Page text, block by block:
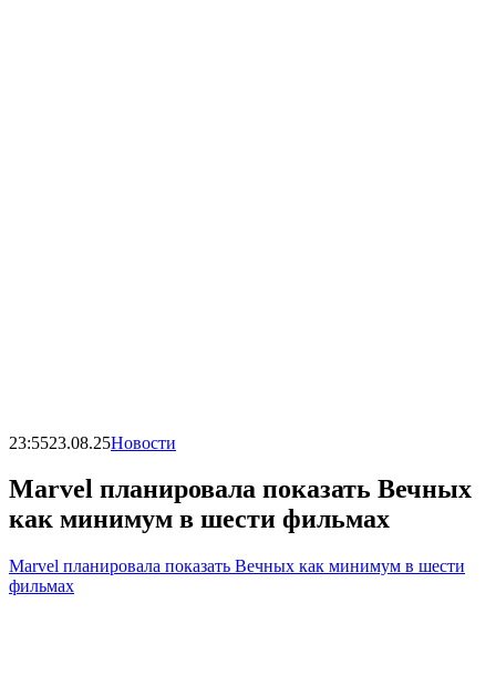
23:5523.08.25Новости
Marvel планировала показать Вечных
как минимум в шести фильмах
Marvel планировала показать Вечных как минимум в шести
фильмах